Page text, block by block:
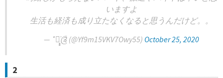
いますよ
生活も経済も成り立たなくなると思うんだけど。。
— ˚༅͙̥̇༊ (@Yf9m15VKV7Owy55) October 25, 2020
2